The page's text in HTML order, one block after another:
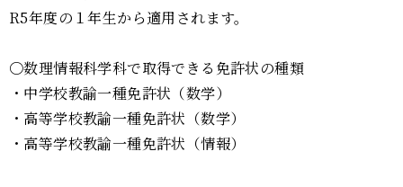
R5年度の１年生から適用されます。
〇数理情報科学科で取得できる免許状の種類
・中学校教諭一種免許状（数学）
・高等学校教諭一種免許状（数学）
・高等学校教諭一種免許状（情報）